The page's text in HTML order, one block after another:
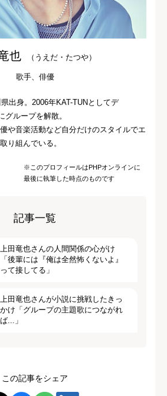
也 （うえだ・たつや）
歌手、俳優
出身。2006年KAT-TUNとしてデ
グループを解散。
や音楽活動など自分だけのスタイルでエ
り組んでいる。
※このプロフィールはPHPオンラインに
最後に執筆した時点のものです
記事一覧
上田竜也さんの人間関係の心がけ
「後輩には『俺は全然怖くないよ』
って接してる」
上田竜也さんが小説に挑戦したきっ
かけ「グループの主題歌につながれ
ば...」
この記事をシェア